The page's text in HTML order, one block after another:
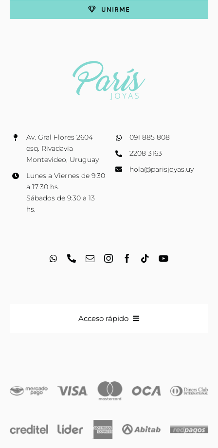
Av. Gral Flores 2604
esq. Rivadavia
Montevideo, Uruguay
Lunes a Viernes de 9:30
a 17:30 hs.
Sábados de 9:30 a 13
hs.
091 885 808
2208 3163
hola@parisjoyas.uy
UNIRME
Acceso rápido
Iniciales